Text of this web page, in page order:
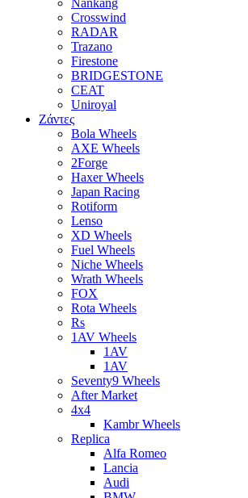
Nankang
Crosswind
RADAR
Trazano
Firestone
BRIDGESTONE
CEAT
Uniroyal
Ζάντες
Bola Wheels
AXE Wheels
2Forge
Haxer Wheels
Japan Racing
Rotiform
Lenso
XD Wheels
Fuel Wheels
Niche Wheels
Wrath Wheels
FOX
Rota Wheels
Rs
1AV Wheels
1AV
1AV
Seventy9 Wheels
After Market
4x4
Kambr Wheels
Replica
Alfa Romeo
Lancia
Audi